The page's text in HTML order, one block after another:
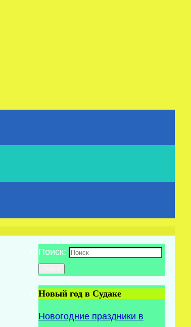
Поиск:
Новый год в Судаке
Новогодние праздники в